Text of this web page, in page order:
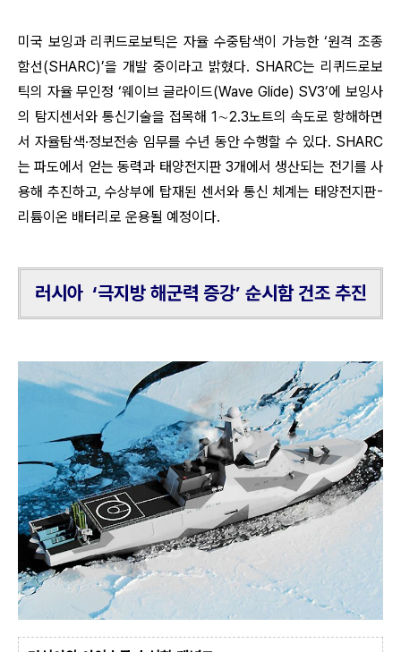
미국 보잉과 리퀴드로보틱은 자율 수중탐색이 가능한 ‘원격 조종
함선(SHARC)’을 개발 중이라고 밝혔다. SHARC는 리퀴드로보
틱의 자율 무인정 ‘웨이브 글라이드(Wave Glide) SV3’에 보잉사
의 탐지센서와 통신기술을 접목해 1∼2.3노트의 속도로 항해하면
서 자율탐색·정보전송 임무를 수년 동안 수행할 수 있다. SHARC
는 파도에서 얻는 동력과 태양전지판 3개에서 생산되는 전기를 사
용해 추진하고, 수상부에 탑재된 센서와 통신 체계는 태양전지판-
리튬이온 배터리로 운용될 예정이다.
러시아 ‘극지방 해군력 증강’ 순시함 건조 추진